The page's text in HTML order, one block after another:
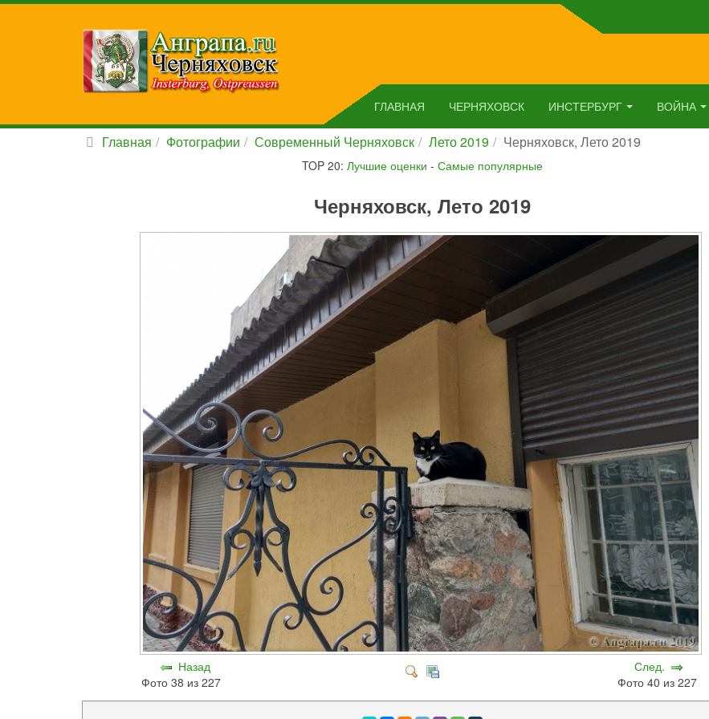
ГЛАВНАЯ ЧЕРНЯХОВСК ИНСТЕРБУРГ ВОЙНА
Главная Фотографии Современный Черняховск Лето 2019 Черняховск, Лето 2019
TOP 20: Лучшие оценки - Самые популярные
Черняховск, Лето 2019
Назад
Фото 38 из 227
След.
Фото 40 из 227